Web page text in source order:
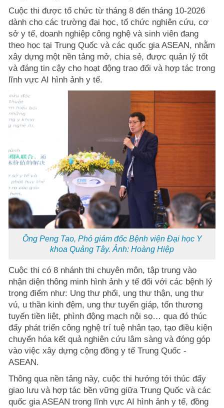
Cuộc thi được tổ chức từ tháng 8 đến tháng 10-2026
dành cho các trường đại học, tổ chức nghiên cứu, cơ
sở y tế, doanh nghiệp công nghệ và sinh viên đang
theo học tại Trung Quốc và các quốc gia ASEAN, nhằm
xây dựng một nền tảng mở, chia sẻ, được quản lý tốt
và đáng tin cậy cho hoạt động trao đổi và hợp tác trong
lĩnh vực AI hình ảnh y tế.
Ông Peng Tao, Phó giám đốc Bệnh viện Đại học Y
khoa Quảng Tây. Ảnh: Hoàng Hiệp
Cuộc thi có 8 nhánh thi chuyên môn, tập trung vào
nhận diện thông minh hình ảnh y tế đối với các bệnh lý
trọng điểm như: Ung thư phổi, ung thư thận, ung thư
vú, u thần kinh đệm, ung thư tuyến giáp, tổn thương
tuyến tiền liệt, phình động mạch nội sọ… qua đó thúc
đẩy phát triển công nghệ trí tuệ nhân tạo, tạo điều kiện
chuyển hóa kết quả nghiên cứu lâm sàng và đóng góp
vào việc xây dựng cộng đồng y tế Trung Quốc -
ASEAN.
Thông qua nền tảng này, cuộc thi hướng tới thúc đẩy
giao lưu và hợp tác bền vững giữa Trung Quốc và các
quốc gia ASEAN trong lĩnh vực AI hình ảnh y tế, đồng